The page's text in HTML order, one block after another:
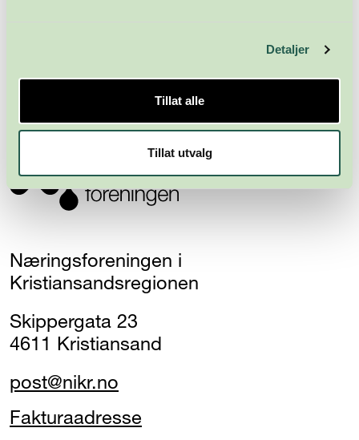
Detaljer
Tillat alle
Tillat utvalg
Næringsforeningen i
Kristiansandsregionen
Skippergata 23
4611 Kristiansand
post@nikr.no
Fakturaadresse